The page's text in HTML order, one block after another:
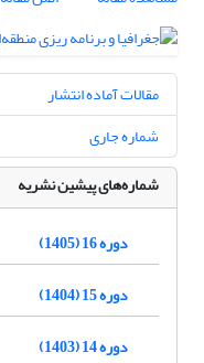
مقالات آماده انتشار
شماره جاری
شماره‌های پیشین نشریه
دوره 16 (1405)
دوره 15 (1404)
دوره 14 (1403)